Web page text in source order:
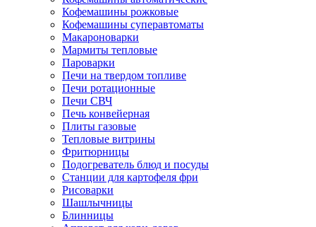
Кофемашины рожковые
Кофемашины суперавтоматы
Макароноварки
Мармиты тепловые
Пароварки
Печи на твердом топливе
Печи ротационные
Печи СВЧ
Печь конвейерная
Плиты газовые
Тепловые витрины
Фритюрницы
Подогреватель блюд и посуды
Станции для картофеля фри
Рисоварки
Шашлычницы
Блинницы